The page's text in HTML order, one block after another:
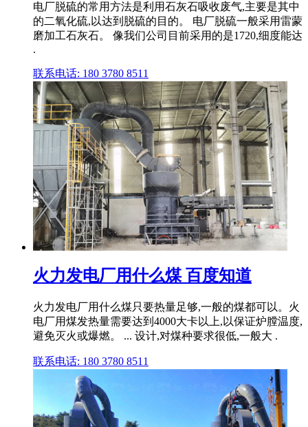
电厂脱硫的常用方法是利用石灰石吸收废气,主要是其中
的二氧化硫,以达到脱硫的目的。 电厂脱硫一般采用雷蒙
磨加工石灰石。 像我们公司目前采用的是1720,细度能达
.
联系电话: 180 3780 8511
火力发电厂用什么煤 百度知道
火力发电厂用什么煤只要热量足够,一般的煤都可以。火
电厂用煤发热量需要达到4000大卡以上,以保证炉膛温度,
避免灭火或爆燃。 ... 设计,对煤种要求很低,一般大 .
联系电话: 180 3780 8511